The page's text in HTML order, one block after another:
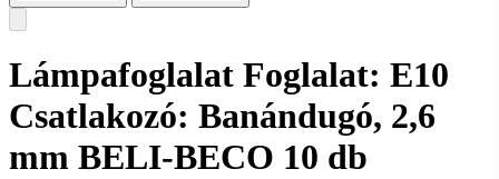
Lámpafoglalat Foglalat: E10
Csatlakozó: Banándugó, 2,6
mm BELI-BECO 10 db